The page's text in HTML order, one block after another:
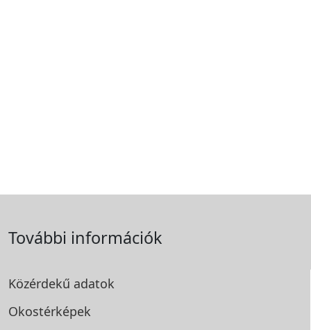
További információk
Közérdekű adatok
Okostérképek